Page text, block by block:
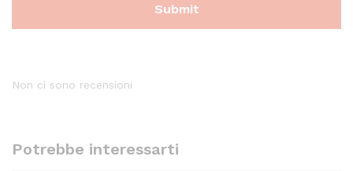
Non ci sono recensioni
Potrebbe interessarti